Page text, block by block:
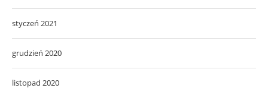
styczeń 2021
grudzień 2020
listopad 2020